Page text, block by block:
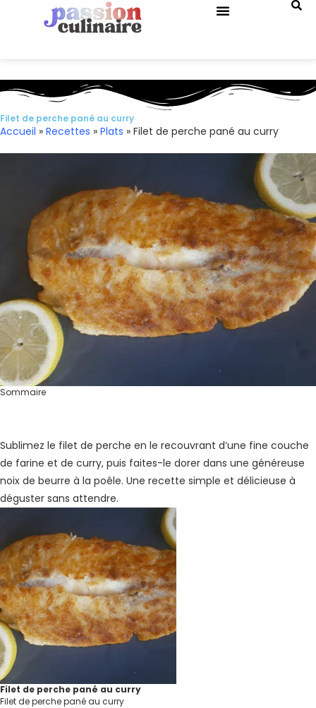
Filet de perche pané au curry
Accueil » Recettes » Plats » Filet de perche pané au curry
Sommaire
Sublimez le filet de perche en le recouvrant d’une fine couche
de farine et de curry, puis faites-le dorer dans une généreuse
noix de beurre à la poêle. Une recette simple et délicieuse à
déguster sans attendre.
Filet de perche pané au curry
Filet de perche pané au curry